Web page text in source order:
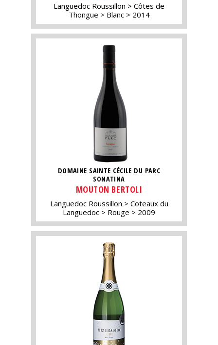
Languedoc Roussillon
Côtes de
Thongue
Blanc 2014
DOMAINE SAINTE CÉCILE DU PARC
SONATINA
MOUTON BERTOLI
Languedoc Roussillon
Coteaux du
Languedoc
Rouge 2009